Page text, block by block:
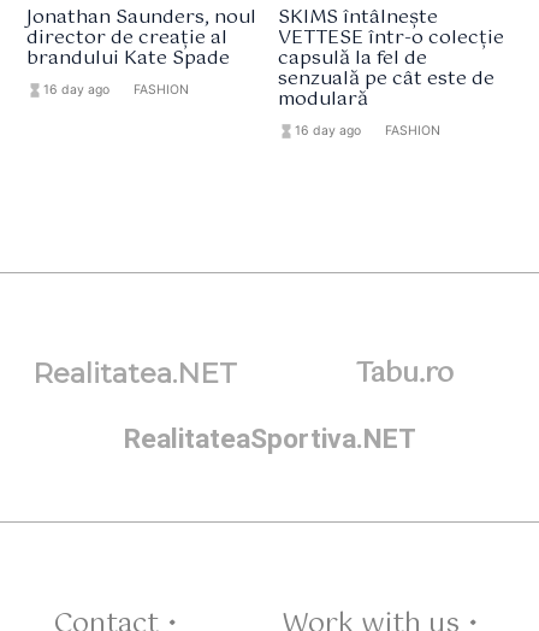
Jonathan Saunders, noul
director de creație al
brandului Kate Spade
hourglass_full16 day ago FASHION
SKIMS întâlnește
VETTESE într-o colecție
capsulă la fel de
senzuală pe cât este de
modulară
hourglass_full 16 day ago FASHION
Realitatea.NET Tabu.ro
RealitateaSportiva.NET